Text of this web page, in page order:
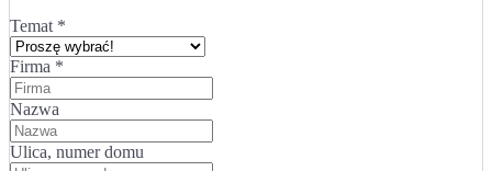
Temat *
Firma *
Nazwa
Ulica, numer domu